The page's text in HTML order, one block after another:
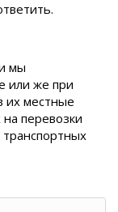
мы
или же при
их местные
перевозки